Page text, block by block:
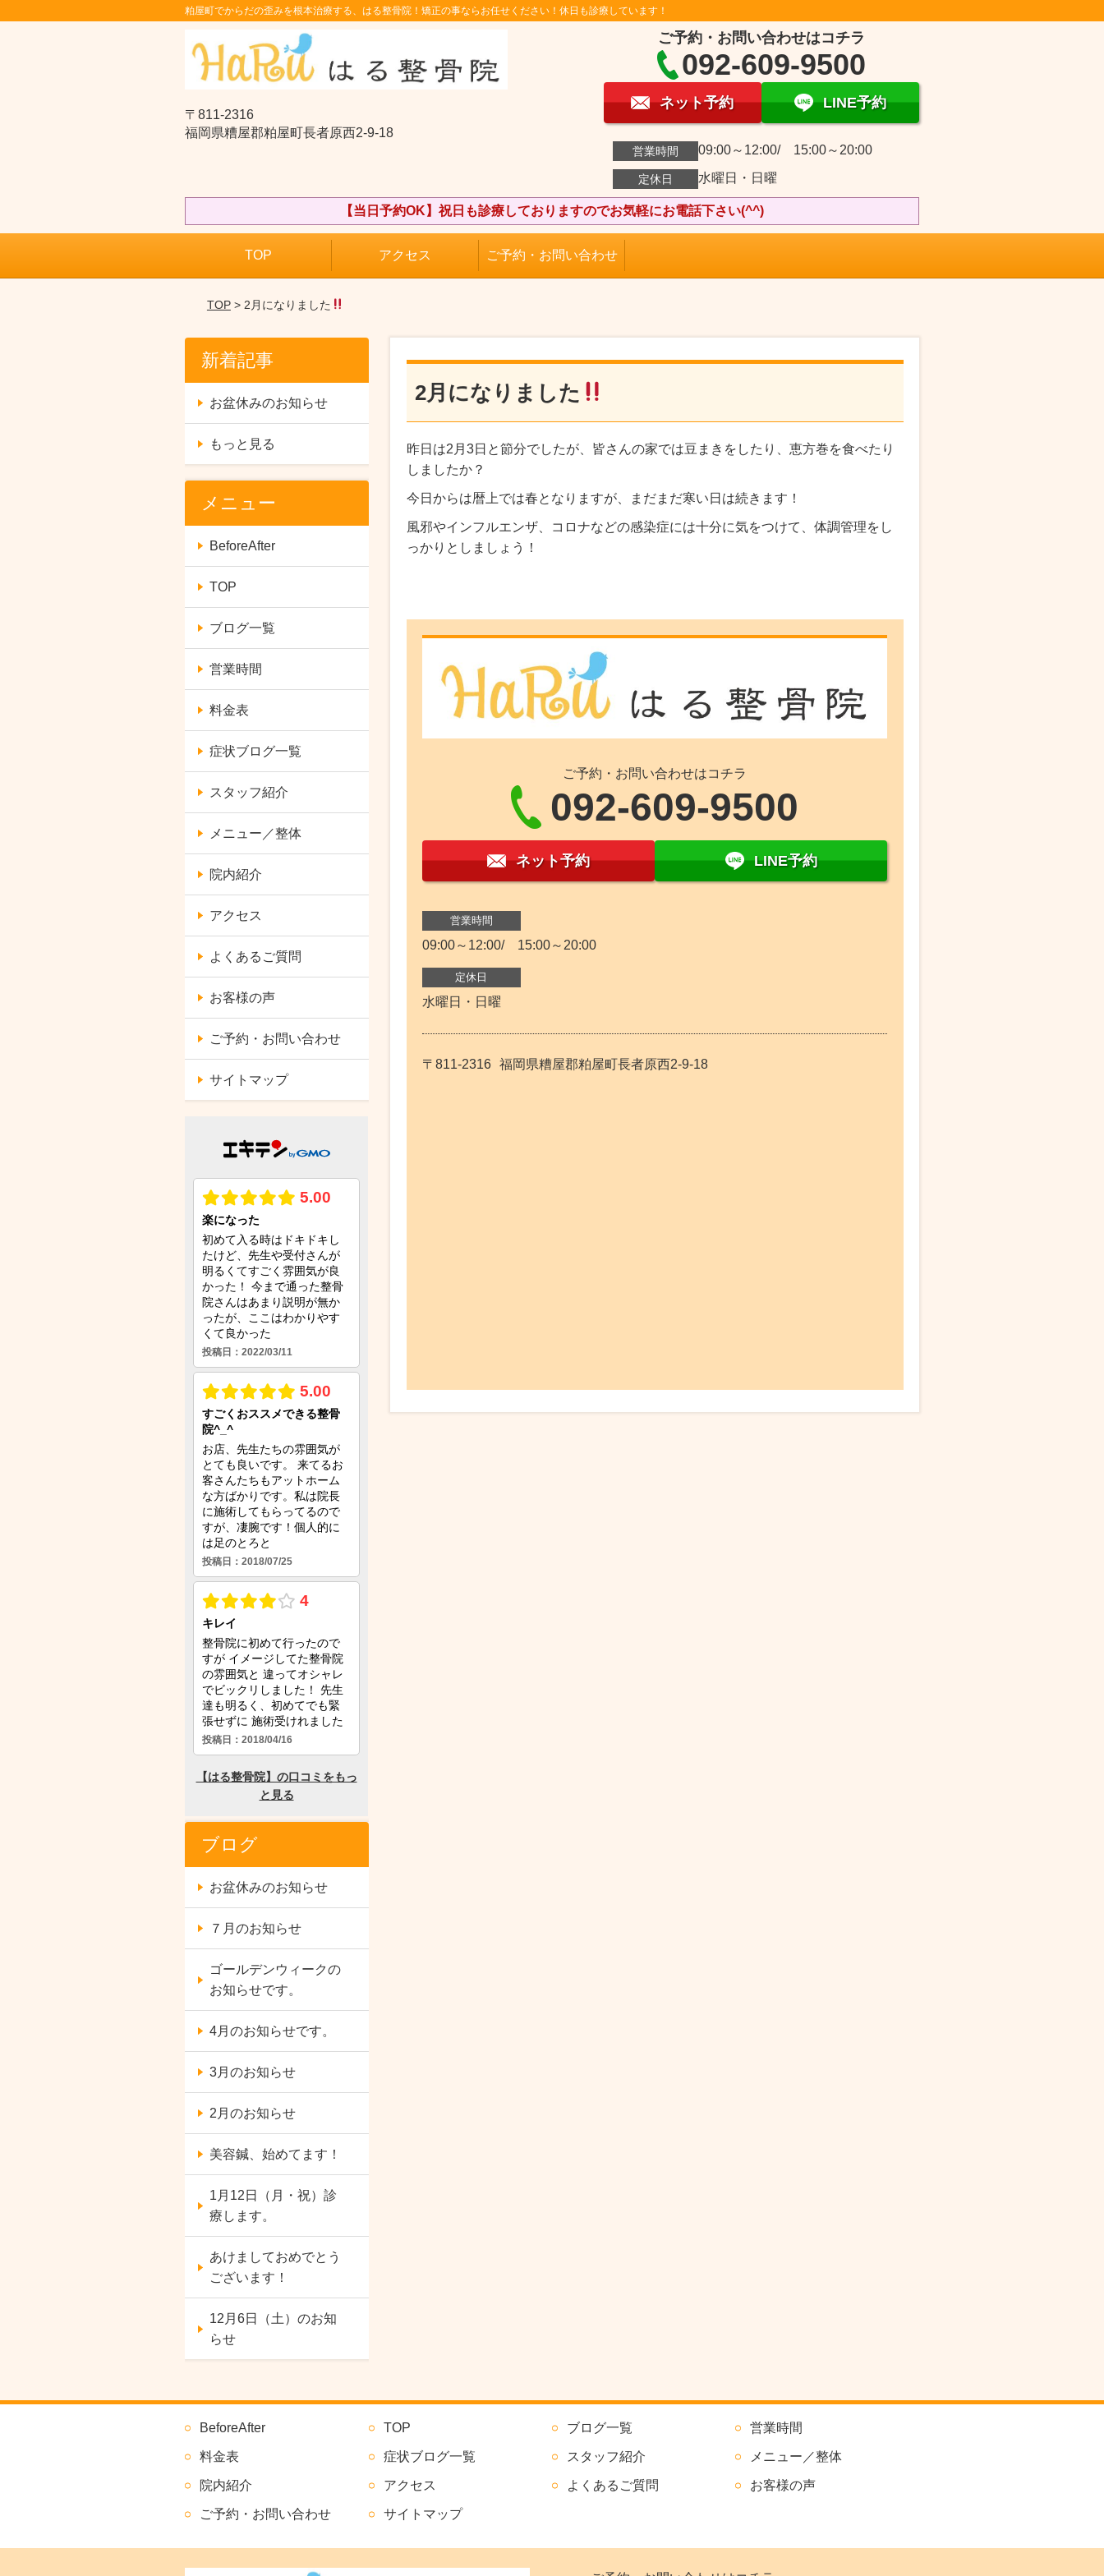
粕屋町でからだの歪みを根本治療する、はる整骨院！矯正の事ならお任せください！休日も診療しています！
〒811-2316
福岡県糟屋郡粕屋町長者原西2-9-18
ご予約・お問い合わせはコチラ
092-609-9500
ネット予約 LINE予約
営業時間 09:00～12:00/ 15:00～20:00
定休日 水曜日・日曜
【当日予約OK】祝日も診療しておりますのでお気軽にお電話下さい(^^)
TOP アクセス ご予約・お問い合わせ
TOP> 2月になりました
2月になりました
昨日は2月3日と節分でしたが、皆さんの家では豆まきをしたり、恵方巻を食べたり
しましたか？
今日からは暦上では春となりますが、まだまだ寒い日は続きます！
風邪やインフルエンザ、コロナなどの感染症には十分に気をつけて、体調管理をし
っかりとしましょう！
ご予約・お問い合わせはコチラ
092-609-9500
ネット予約 LINE予約
営業時間
09:00～12:00/ 15:00～20:00
定休日
水曜日・日曜
〒811-2316 福岡県糟屋郡粕屋町長者原西2-9-18
新着記事
お盆休みのお知らせ
もっと見る
メニュー
BeforeAfter
TOP
ブログ一覧
営業時間
料金表
症状ブログ一覧
スタッフ紹介
メニュー／整体
院内紹介
アクセス
よくあるご質問
お客様の声
ご予約・お問い合わせ
サイトマップ
ブログ
お盆休みのお知らせ
７月のお知らせ
ゴールデンウィークの
お知らせです。
4月のお知らせです。
3月のお知らせ
2月のお知らせ
美容鍼、始めてます！
1月12日（月・祝）診
療します。
あけましておめでとう
ございます！
12月6日（土）のお知
らせ
BeforeAfter TOP ブログ一覧 営業時間
料金表 症状ブログ一覧 スタッフ紹介 メニュー／整体
院内紹介 アクセス よくあるご質問 お客様の声
ご予約・お問い合わせ サイトマップ